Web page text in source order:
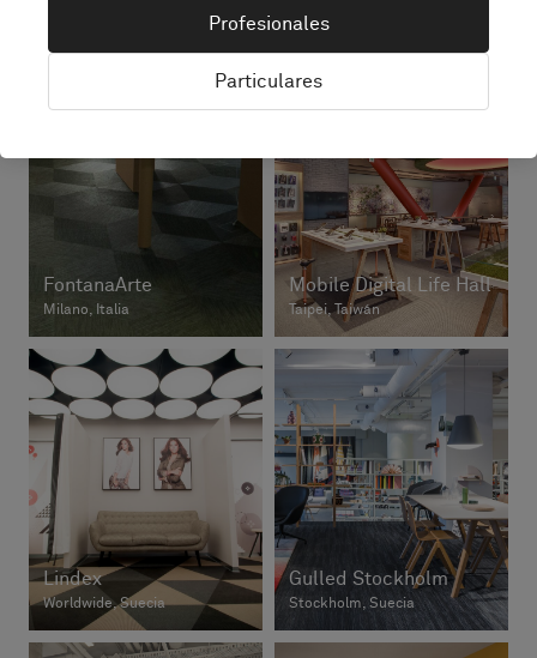
Stockholm, Suecia
FontanaArte
Milano, Italia
Mobile Digital Life Hall
Taipei, Taiwán
Lindex
Worldwide, Suecia
Gulled Stockholm
Stockholm, Suecia
Profesionales
Particulares